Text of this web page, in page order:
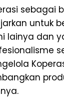
sebagai
untuk
lainya dan